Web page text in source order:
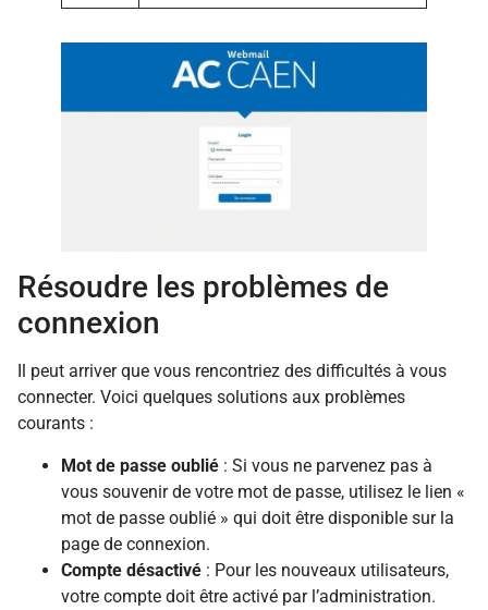
Résoudre les problèmes de
connexion
Il peut arriver que vous rencontriez des difficultés à vous
connecter. Voici quelques solutions aux problèmes
courants :
Mot de passe oublié : Si vous ne parvenez pas à
vous souvenir de votre mot de passe, utilisez le lien «
mot de passe oublié » qui doit être disponible sur la
page de connexion.
Compte désactivé : Pour les nouveaux utilisateurs,
votre compte doit être activé par l’administration.